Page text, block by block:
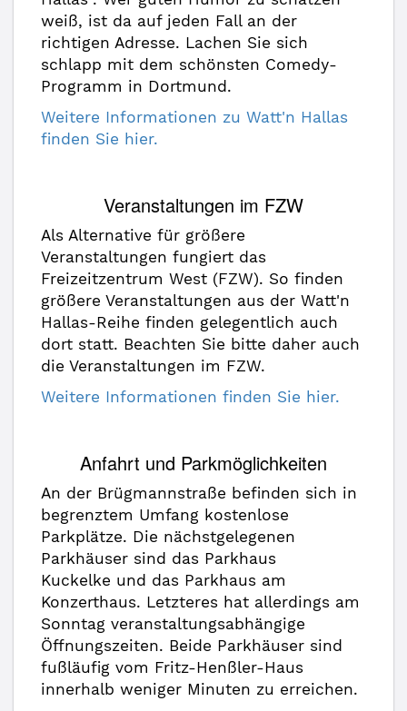
weiß, ist da auf jeden Fall an der
richtigen Adresse. Lachen Sie sich
schlapp mit dem schönsten Comedy-
Programm in Dortmund.
Weitere Informationen zu Watt'n Hallas
finden Sie hier.
Veranstaltungen im FZW
Als Alternative für größere
Veranstaltungen fungiert das
Freizeitzentrum West (FZW). So finden
größere Veranstaltungen aus der Watt'n
Hallas-Reihe finden gelegentlich auch
dort statt. Beachten Sie bitte daher auch
die Veranstaltungen im FZW.
Weitere Informationen finden Sie hier.
Anfahrt und Parkmöglichkeiten
An der Brügmannstraße befinden sich in
begrenztem Umfang kostenlose
Parkplätze. Die nächstgelegenen
Parkhäuser sind das Parkhaus
Kuckelke und das Parkhaus am
Konzerthaus. Letzteres hat allerdings am
Sonntag veranstaltungsabhängige
Öffnungszeiten. Beide Parkhäuser sind
fußläufig vom Fritz-Henßler-Haus
innerhalb weniger Minuten zu erreichen.